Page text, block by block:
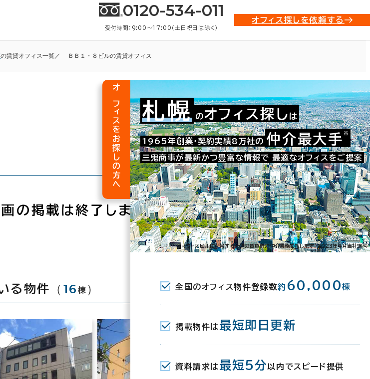
0120-534-011
受付時間：9:00〜17:00（土日祝日は除く）
オフィス探しを依頼する
の賃貸オフィス一覧 ＢＢ１・８ビルの賃貸オフィス
お問い合わせ番号： 001-00309
の掲載は終了しました。
る物件 （ 16 棟 ）
オフィスをお探しの方へ 札幌 のオフィス探し は
1965年創業・契約実績8万社の 仲介最大手 ※
三鬼商事が最新かつ豊富な情報で 最適なオフィスをご提案
※オフィスビルに付帯する一連の賃貸借の仲介業務を指します。2023年4月当社調べ
全国のオフィス物件登録数約 60,000棟
掲載物件は 最短即日更新
資料請求は 最短5分 以内でスピード提供